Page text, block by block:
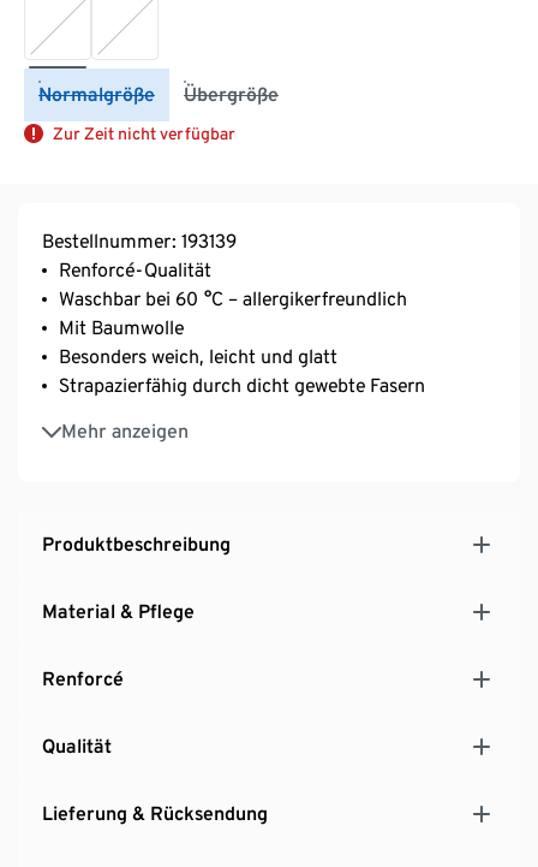
Normalgröße Übergröße
Zur Zeit nicht verfügbar
Bestellnummer: 193139
Renforcé-Qualität
Waschbar bei 60 °C – allergikerfreundlich
Mit Baumwolle
Besonders weich, leicht und glatt
Strapazierfähig durch dicht gewebte Fasern
Mehr anzeigen
Temperaturausgleichend und saugfähig
Produktbeschreibung
Material & Pflege
Renforcé
Qualität
Lieferung & Rücksendung